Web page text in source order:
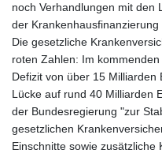
noch Verhandlungen mit den
der Krankenhausfinanzierung
Die gesetzliche
roten Zahlen: Im
Defizit von über 15
Lücke auf rund 40 Milliarden
der Bundesregierung "zur
gesetzlichen
Einschnitte sowie zusätzliche